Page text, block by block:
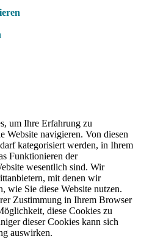
um Ihre Erfahrung zu
Website navigieren. Von diesen
kategorisiert werden, in Ihrem
Funktionieren der
wesentlich sind. Wir
mit denen wir
wie Sie diese Website nutzen.
Zustimmung in Ihrem Browser
diese Cookies zu
dieser Cookies kann sich
auswirken.